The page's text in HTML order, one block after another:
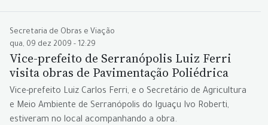
Secretaria de Obras e Viação
qua, 09 dez 2009 - 12:29
Vice-prefeito de Serranópolis Luiz Ferri
visita obras de Pavimentação Poliédrica
Vice-prefeito Luiz Carlos Ferri, e o Secretário de Agricultura
e Meio Ambiente de Serranópolis do Iguaçu Ivo Roberti,
estiveram no local acompanhando a obra.